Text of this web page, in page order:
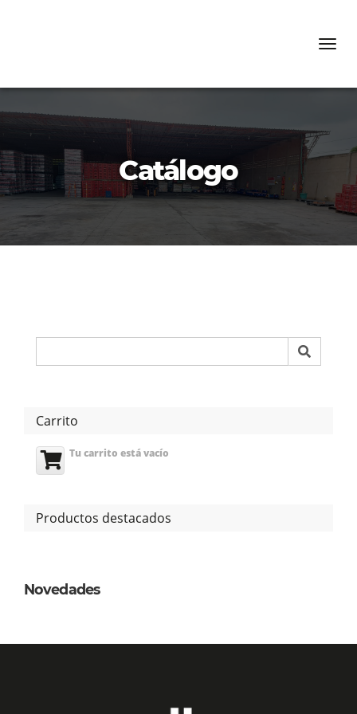
Catálogo
Carrito
Tu carrito está vacío
Productos destacados
Novedades